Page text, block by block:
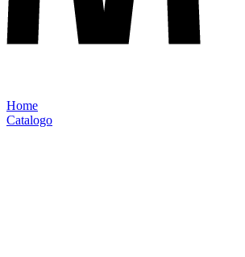
Home
Catalogo